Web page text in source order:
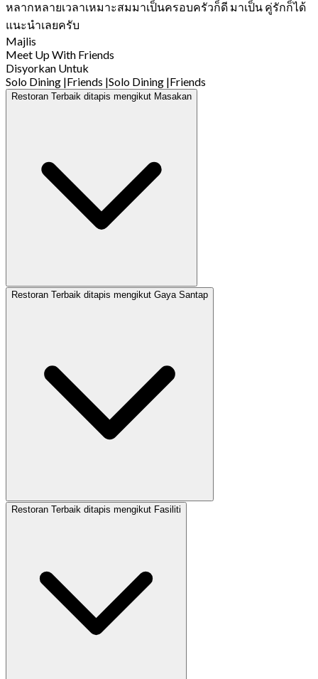
หลากหลายเวลาเหมาะสมมาเป็นครอบครัวก็ดี มาเป็น คู่รักก็ได้
แนะนำเลยครับ
Majlis
Meet Up With Friends
Disyorkan Untuk
Solo Dining |Friends |Solo Dining |Friends
Restoran Terbaik ditapis mengikut Masakan
Restoran Terbaik ditapis mengikut Gaya Santap
Restoran Terbaik ditapis mengikut Fasiliti